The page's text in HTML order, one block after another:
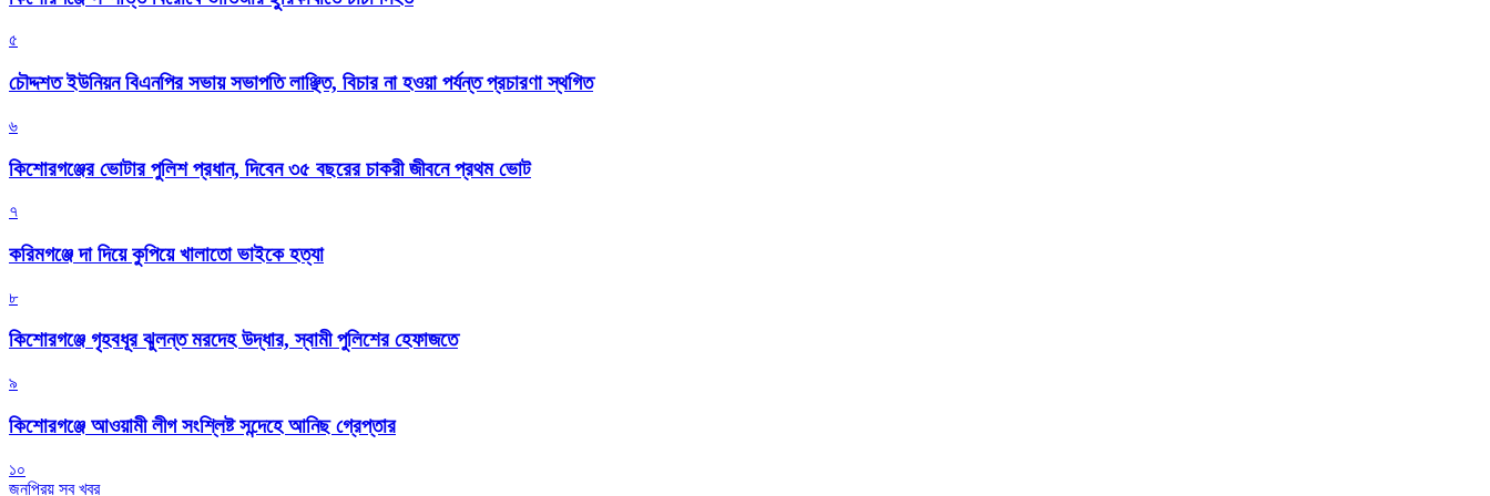
৫
চৌদ্দশত ইউনিয়ন বিএনপির সভায় সভাপতি লাঞ্ছিত, বিচার না হওয়া পর্যন্ত প্রচারণা স্থগিত
৬
কিশোরগঞ্জের ভোটার পুলিশ প্রধান, দিবেন ৩৫ বছরের চাকরী জীবনে প্রথম ভোট
৭
করিমগঞ্জে দা দিয়ে কুপিয়ে খালাতো ভাইকে হত্যা
৮
কিশোরগঞ্জে গৃহবধূর ঝুলন্ত মরদেহ উদ্ধার, স্বামী পুলিশের হেফাজতে
৯
কিশোরগঞ্জে আওয়ামী লীগ সংশ্লিষ্ট সন্দেহে আনিছ গ্রেপ্তার
১০
জনপ্রিয় সব খবর